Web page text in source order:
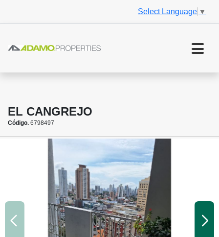
Select Language ▼
EL CANGREJO
Código. 6798497